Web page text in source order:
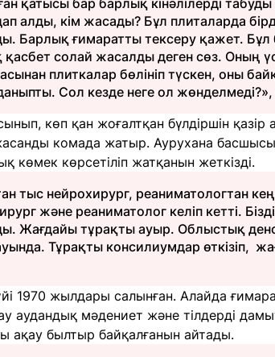
қатысы бар барлық кінәлілерді
алды, кім жасады? Бұл плиталарда
Барлық ғимаратты тексеру қажет.
солай жасалды деген сөз. Оның
плиткалар бөлініп түскен, оны
Сол кезде неге ол жөнделмеді?»,
көп қан жоғалтқан бүлдіршін
комада жатыр. Аурухана
көмек көрсетіліп жатқанын жеткізді.
тыс нейрохирург, реаниматологтан
және реаниматолог келіп кетті.
Жағдайы тұрақты ауыр. Облыстық
Тұрақты консилиумдар өткізіп,
1970 жылдары салынған. Алайда
аудандық мәдениет және тілдерді
ақау былтыр байқалғанын айтады.